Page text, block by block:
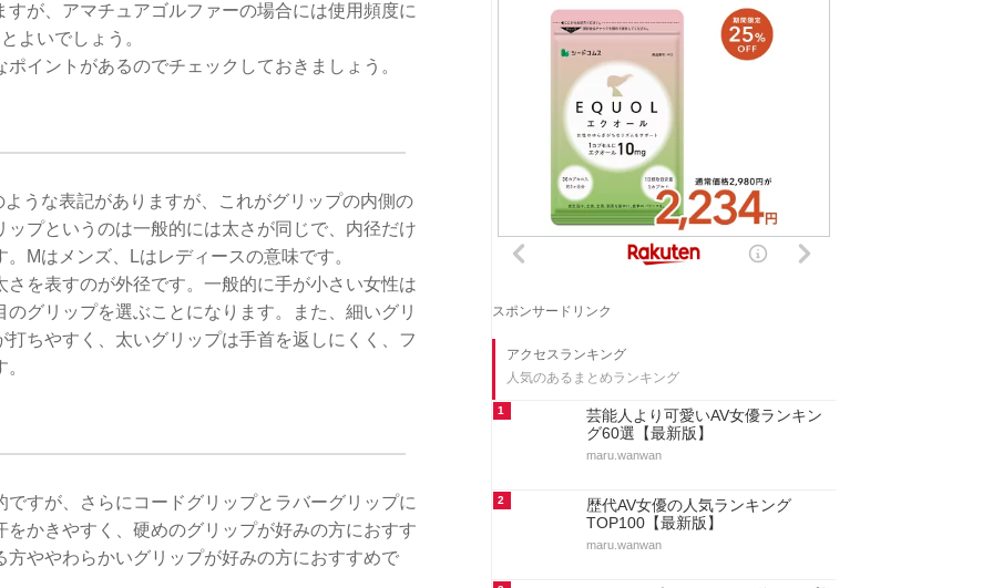
が、アマチュアゴルファーの場合には使用頻度に
よいでしょう。
イントがあるのでチェックしておきましょう。
うな表記がありますが、これがグリップの内側の
プというのは一般的には太さが同じで、内径だけ
Mはメンズ、Lはレディースの意味です。
を表すのが外径です。一般的に手が小さい女性は
グリップを選ぶことになります。また、細いグリ
ちやすく、太いグリップは手首を返しにくく、フ
すが、さらにコードグリップとラバーグリップに
かきやすく、硬めのグリップが好みの方におすす
ややわらかいグリップが好みの方におすすめで
スポンサードリンク
アクセスランキング
人気のあるまとめランキング
1
芸能人より可愛いAV女優ランキン
グ60選【最新版】
maru.wanwan
2
歴代AV女優の人気ランキング
TOP100【最新版】
maru.wanwan